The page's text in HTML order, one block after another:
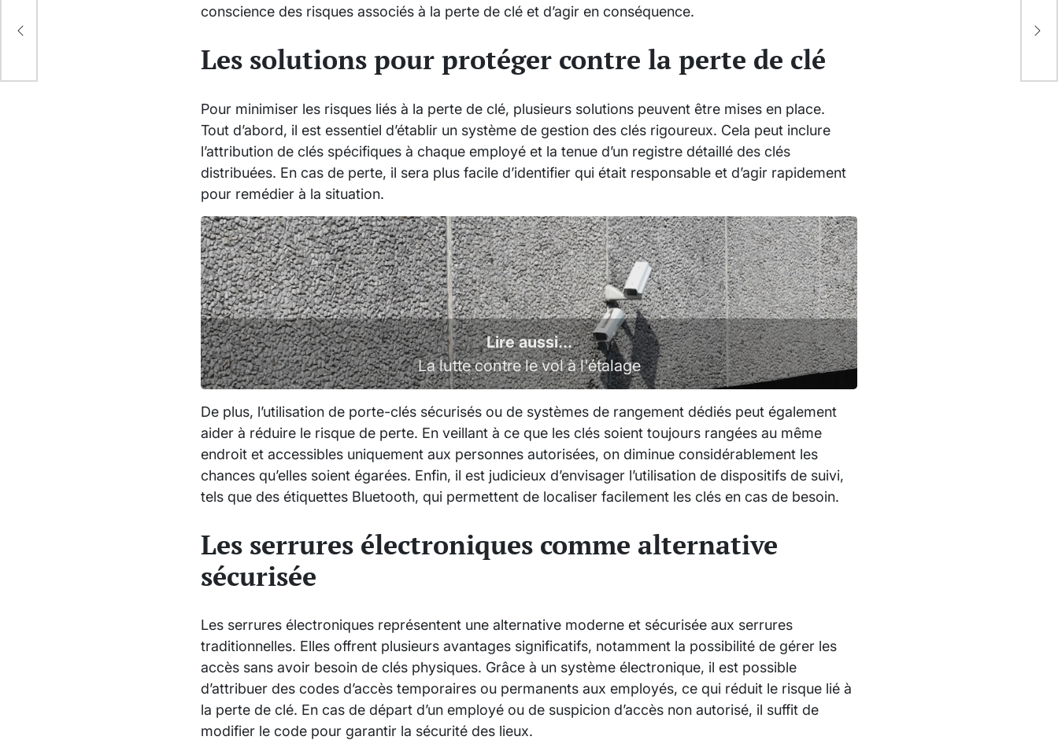
conscience des risques associés à la perte de clé et d’agir en conséquence.
Les solutions pour protéger contre la perte de clé
Pour minimiser les risques liés à la perte de clé, plusieurs solutions peuvent être mises en place.
Tout d’abord, il est essentiel d’établir un système de gestion des clés rigoureux. Cela peut inclure
l’attribution de clés spécifiques à chaque employé et la tenue d’un registre détaillé des clés
distribuées. En cas de perte, il sera plus facile d’identifier qui était responsable et d’agir rapidement
pour remédier à la situation.
Lire aussi...
La lutte contre le vol à l'étalage
De plus, l’utilisation de porte-clés sécurisés ou de systèmes de rangement dédiés peut également
aider à réduire le risque de perte. En veillant à ce que les clés soient toujours rangées au même
endroit et accessibles uniquement aux personnes autorisées, on diminue considérablement les
chances qu’elles soient égarées. Enfin, il est judicieux d’envisager l’utilisation de dispositifs de suivi,
tels que des étiquettes Bluetooth, qui permettent de localiser facilement les clés en cas de besoin.
Les serrures électroniques comme alternative
sécurisée
Les serrures électroniques représentent une alternative moderne et sécurisée aux serrures
traditionnelles. Elles offrent plusieurs avantages significatifs, notamment la possibilité de gérer les
accès sans avoir besoin de clés physiques. Grâce à un système électronique, il est possible
d’attribuer des codes d’accès temporaires ou permanents aux employés, ce qui réduit le risque lié à
la perte de clé. En cas de départ d’un employé ou de suspicion d’accès non autorisé, il suffit de
modifier le code pour garantir la sécurité des lieux.